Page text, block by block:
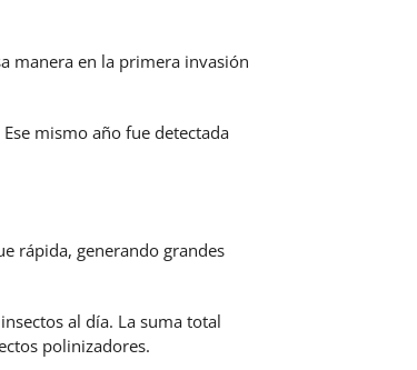
manera en la primera invasión
mismo año fue detectada
rápida, generando grandes
al día. La suma total
polinizadores.